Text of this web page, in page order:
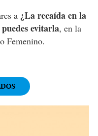
a ¿La recaída en la
evitarla, en la
Femenino.